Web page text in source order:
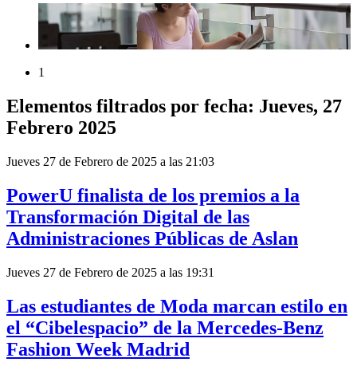
1
Elementos filtrados por fecha: Jueves, 27
Febrero 2025
Jueves 27 de Febrero de 2025 a las 21:03
PowerU finalista de los premios a la
Transformación Digital de las
Administraciones Públicas de Aslan
Jueves 27 de Febrero de 2025 a las 19:31
Las estudiantes de Moda marcan estilo en
el “Cibelespacio” de la Mercedes-Benz
Fashion Week Madrid